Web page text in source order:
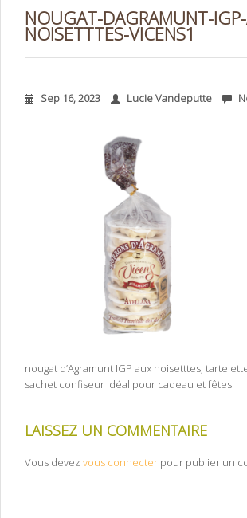
NOUGAT-DAGRAMUNT-
NOISETTTES-VICENS1
Sep 16, 2023 Lucie Vandeputte
nougat d’Agramunt IGP aux noisetttes,
sachet confiseur idéal pour cadeau et fêtes
LAISSEZ UN COMMENTAIRE
Vous devez vous connecter pour publier un